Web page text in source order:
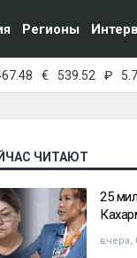
Регионы
€ 539.52 ₽
ЧИТАЮТ
25
вчера,